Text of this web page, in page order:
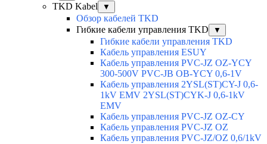
TKD Kabel ▼
Обзор кабелей TKD
Гибкие кабели управления TKD
▼
Гибкие кабели управления TKD
Кабель управления ESUY
Кабель управления PVC-JZ OZ-YCY
300-500V PVC-JB OB-YCY 0,6-1V
Кабель управления 2YSL(ST)CY-J 0,6-
1kV EMV 2YSL(ST)CYK-J 0,6-1kV
EMV
Кабель управления PVC-JZ OZ-CY
Кабель управления PVC-JZ OZ
Кабель управления PVC-JZ/OZ 0,6/1kV